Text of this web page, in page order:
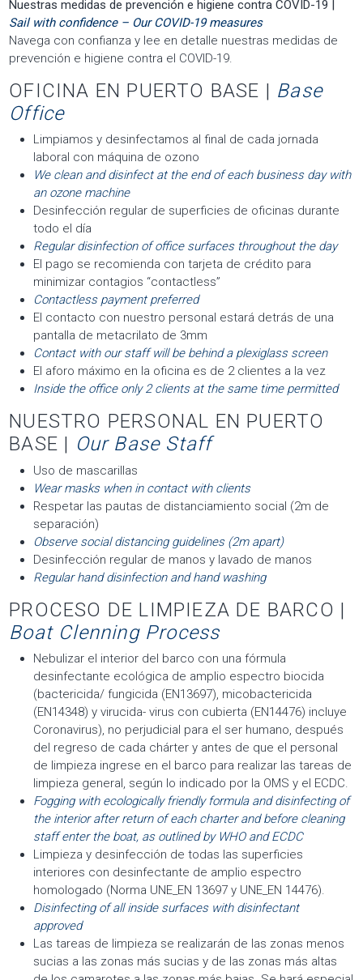
Nuestras medidas de prevención e higiene contra COVID-19 |
Sail with confidence – Our COVID-19 measures
Navega con confianza y lee en detalle nuestras medidas de
prevención e higiene contra el COVID-19.
OFICINA EN PUERTO BASE | Base
Office
Limpiamos y desinfectamos al final de cada jornada
laboral con máquina de ozono
We clean and disinfect at the end of each business day with
an ozone machine
Desinfección regular de superficies de oficinas durante
todo el día
Regular disinfection of office surfaces throughout the day
El pago se recomienda con tarjeta de crédito para
minimizar contagios “contactless”
Contactless payment preferred
El contacto con nuestro personal estará detrás de una
pantalla de metacrilato de 3mm
Contact with our staff will be behind a plexiglass screen
El aforo máximo en la oficina es de 2 clientes a la vez
Inside the office only 2 clients at the same time permitted
NUESTRO PERSONAL EN PUERTO
BASE | Our Base Staff
Uso de mascarillas
Wear masks when in contact with clients
Respetar las pautas de distanciamiento social (2m de
separación)
Observe social distancing guidelines (2m apart)
Desinfección regular de manos y lavado de manos
Regular hand disinfection and hand washing
PROCESO DE LIMPIEZA DE BARCO |
Boat Clenning Process
Nebulizar el interior del barco con una fórmula
desinfectante ecológica de amplio espectro biocida
(bactericida/ fungicida (EN13697), micobactericida
(EN14348) y virucida- virus con cubierta (EN14476) incluye
Coronavirus), no perjudicial para el ser humano, después
del regreso de cada chárter y antes de que el personal
de limpieza ingrese en el barco para realizar las tareas de
limpieza general, según lo indicado por la OMS y el ECDC.
Fogging with ecologically friendly formula and disinfecting of
the interior after return of each charter and before cleaning
staff enter the boat, as outlined by WHO and ECDC
Limpieza y desinfección de todas las superficies
interiores con desinfectante de amplio espectro
homologado (Norma UNE_EN 13697 y UNE_EN 14476).
Disinfecting of all inside surfaces with disinfectant
approved
Las tareas de limpieza se realizarán de las zonas menos
sucias a las zonas más sucias y de las zonas más altas